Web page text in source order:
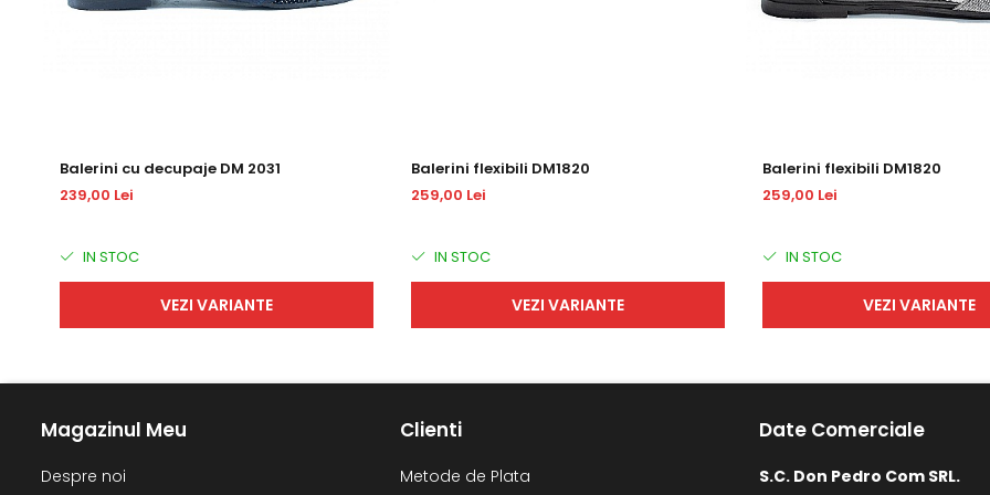
Balerini cu decupaje DM 2031
239,00 Lei
IN STOC
VEZI VARIANTE
Balerini flexibili DM1820
259,00 Lei
IN STOC
VEZI VARIANTE
Balerini flexibili DM1820
259,00 Lei
IN STOC
VEZI VARIANTE
Magazinul Meu
Despre noi
Clienti
Metode de Plata
Date Comerciale
S.C. Don Pedro Com SRL.